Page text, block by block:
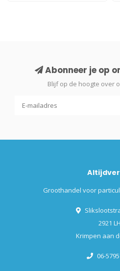
Abonneer je op
Blijf op de hoogte over
Groothandel voor
2921 LH
Krimpen aan
06-